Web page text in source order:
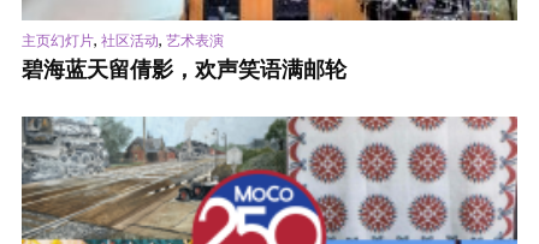
主页幻灯片, 社区活动, 艺术表演
碧海蓝天留倩影，欢声笑语满邮轮